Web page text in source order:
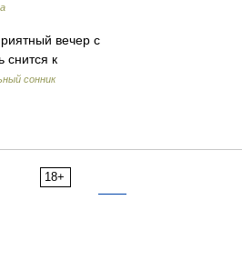
вечер с
снится к
сонник
18+